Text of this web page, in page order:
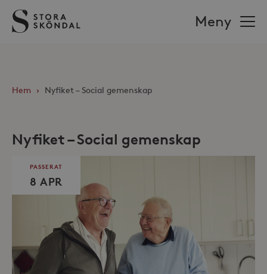
Stora
Sköndal
Meny
Hem › Nyfiket – Social gemenskap
Nyfiket – Social gemenskap
PASSERAT
8 APR